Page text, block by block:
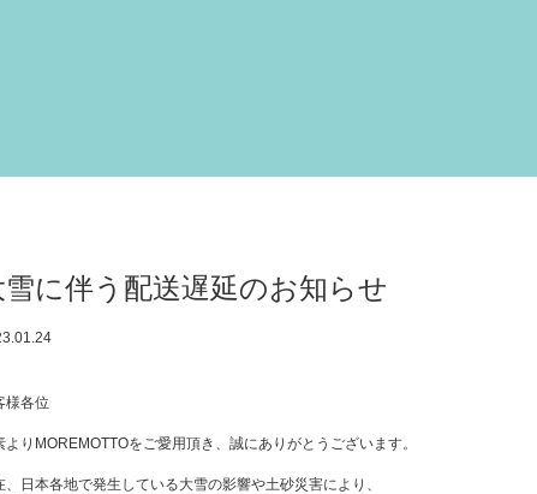
雪に伴う配送遅延のお知らせ
様各位
よりMOREMOTTOをご愛用頂き、誠にありがとうございます。
、日本各地で発生している大雪の影響や土砂災害により、